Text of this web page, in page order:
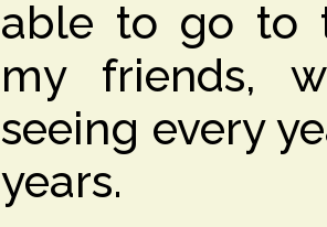
able to go to
my friends,
seeing every
years.